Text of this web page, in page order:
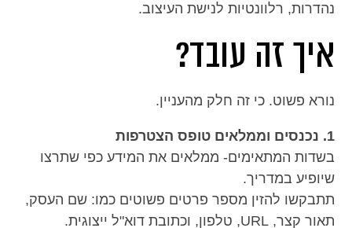
נהדרות, רלוונטיות לנישת העיצוב.
איך זה עובד?
נורא פשוט. כי זה חלק מהעניין.
1. נכנסים וממלאים טופס הצטרפות
בשדות המתאימים- ממלאים את המידע כפי שתרצו
שיופיע במדריך.
תתבקשו להזין מספר פרטים פשוטים כמו: שם העסק,
תאור קצר, URL, טלפון, וכתובת דוא"ל ייצוגית.